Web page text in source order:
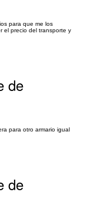
para que me los
el precio del transporte y
de
para otro armario igual
de